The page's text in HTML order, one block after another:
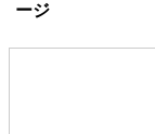
ージ